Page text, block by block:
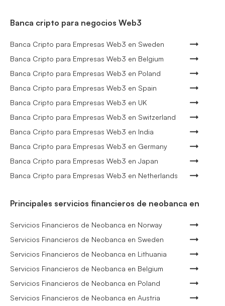
Banca cripto para negocios Web3
Banca Cripto para Empresas Web3 en Sweden
Banca Cripto para Empresas Web3 en Belgium
Banca Cripto para Empresas Web3 en Poland
Banca Cripto para Empresas Web3 en Spain
Banca Cripto para Empresas Web3 en UK
Banca Cripto para Empresas Web3 en Switzerland
Banca Cripto para Empresas Web3 en India
Banca Cripto para Empresas Web3 en Germany
Banca Cripto para Empresas Web3 en Japan
Banca Cripto para Empresas Web3 en Netherlands
Principales servicios financieros de neobanca en
Servicios Financieros de Neobanca en Norway
Servicios Financieros de Neobanca en Sweden
Servicios Financieros de Neobanca en Lithuania
Servicios Financieros de Neobanca en Belgium
Servicios Financieros de Neobanca en Poland
Servicios Financieros de Neobanca en Austria